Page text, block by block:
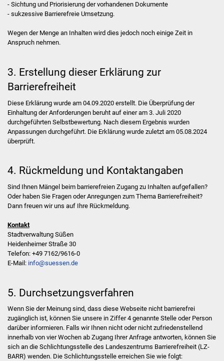
Gitarrenensemble
Flötenensemble
Blockflötenensemble
GrooveBox Kids
Anmeldung
Abmeldung
Newsletter
- Sichtung und Priorisierung der vorhandenen Dokumente
- sukzessive Barrierefreie Umsetzung.
Wegen der Menge an Inhalten wird dies jedoch noch einige Zeit in
Anspruch nehmen.
3. Erstellung dieser Erklärung zur
Barrierefreiheit
Diese Erklärung wurde am 04.09.2020 erstellt. Die Überprüfung der
Einhaltung der Anforderungen beruht auf einer am 3. Juli 2020
durchgeführten Selbstbewertung. Nach diesem Ergebnis wurden
Anpassungen durchgeführt. Die Erklärung wurde zuletzt am 05.08.2024
überprüft.
4. Rückmeldung und Kontaktangaben
Sind Ihnen Mängel beim barrierefreien Zugang zu Inhalten aufgefallen?
Oder haben Sie Fragen oder Anregungen zum Thema Barrierefreiheit?
Dann freuen wir uns auf Ihre Rückmeldung.
Kontakt
Stadtverwaltung Süßen
Heidenheimer Straße 30
Telefon: +49 7162/9616-0
E-Mail: info@suessen.de
5. Durchsetzungsverfahren
Wenn Sie der Meinung sind, dass diese Webseite nicht barrierefrei
zugänglich ist, können Sie unsere in Ziffer 4 genannte Stelle oder Person
darüber informieren. Falls wir Ihnen nicht oder nicht zufriedenstellend
innerhalb von vier Wochen ab Zugang Ihrer Anfrage antworten, können Sie
sich an die Schlichtungsstelle des Landeszentrums Barrierefreiheit (LZ-
BARR) wenden. Die Schlichtungsstelle erreichen Sie wie folgt: